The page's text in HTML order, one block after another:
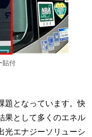
貼付
題となっています。快
果として多くのエネル
光エナジーソリューシ